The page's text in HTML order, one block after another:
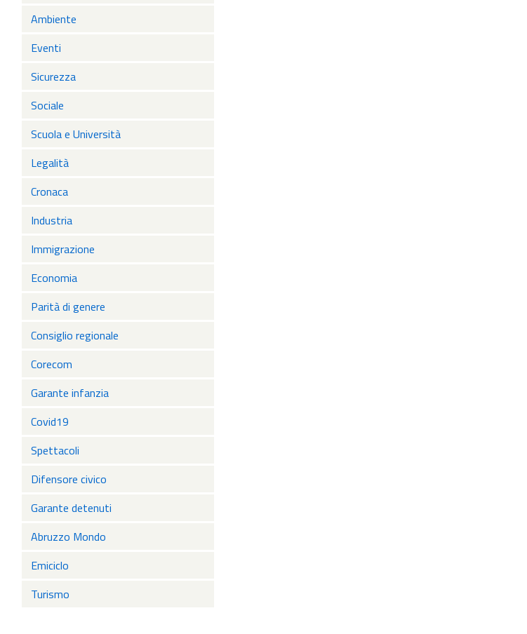
Ambiente
Eventi
Sicurezza
Sociale
Scuola e Università
Legalità
Cronaca
Industria
Immigrazione
Economia
Parità di genere
Consiglio regionale
Corecom
Garante infanzia
Covid19
Spettacoli
Difensore civico
Garante detenuti
Abruzzo Mondo
Emiciclo
Turismo